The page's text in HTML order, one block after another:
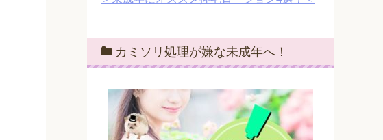
カミソリ処理が嫌な未成年へ！